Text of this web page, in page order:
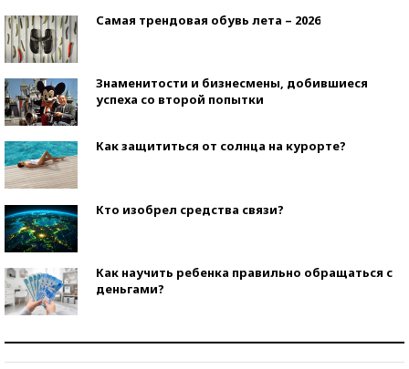
Самая трендовая обувь лета – 2026
Знаменитости и бизнесмены, добившиеся
успеха со второй попытки
Как защититься от солнца на курорте?
Кто изобрел средства связи?
Как научить ребенка правильно обращаться с
деньгами?